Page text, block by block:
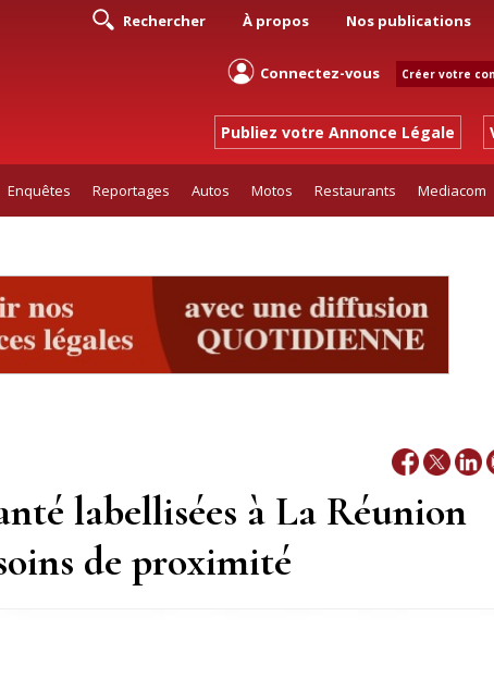
Rechercher À propos Nos publications
Connectez-vous Créer votre
Publiez votre Annonce Légale
Enquêtes Reportages Autos Motos Restaurants Mediacom
labellisées à La Réunion
de proximité